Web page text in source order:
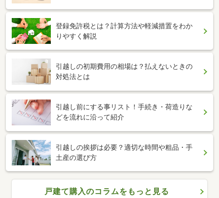
登録免許税とは？計算方法や軽減措置をわか
りやすく解説
引越しの初期費用の相場は？払えないときの
対処法とは
引越し前にする事リスト！手続き・荷造りな
どを流れに沿って紹介
引越しの挨拶は必要？適切な時間や粗品・手
土産の選び方
戸建て購入のコラムをもっと見る